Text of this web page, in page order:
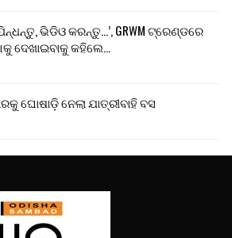
ପିନ୍ଧନ୍ତୁ, ଭିଡିଓ କରନ୍ତୁ…’, GRWM ଟ୍ରେଣ୍ଡରେ
ଦେଖାଇବାକୁ କହିଲେ…
ଘୋଷାଡ଼ି ନେଲା ଯାତ୍ରୀବାହି ବସ